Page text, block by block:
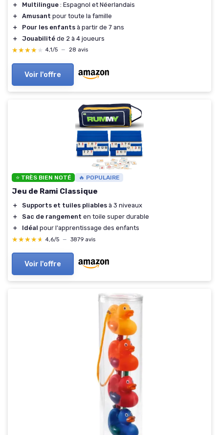
＋ Multilingue : Espagnol et Néerlandais
＋
Amusant pour toute la famille
＋
Pour les enfants à partir de 7 ans
＋
Jouabilité de 2 à 4 joueurs
★★★★★
★★★★★ 4,1/5 — 28 avis
Voir l'offre
⭐ TRÈS BIEN NOTÉ 🔥 POPULAIRE
Jeu de Rami Classique
＋ Supports et tuiles pliables à 3 niveaux
＋
Sac de rangement en toile super durable
＋
Idéal pour l'apprentissage des enfants
★★★★★
★★★★★ 4,6/5 — 3879 avis
Voir l'offre